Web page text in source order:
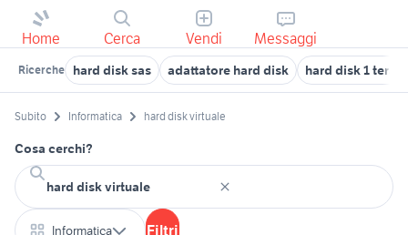
Home Cerca Vendi Messaggi
Ricerche hard disk sas adattatore hard disk hard disk 1
Subito Informatica hard disk virtuale
Cosa cerchi?
Informatica Filtri